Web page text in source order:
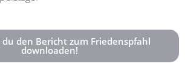
den Bericht zum Friedenspfahl
downloaden!